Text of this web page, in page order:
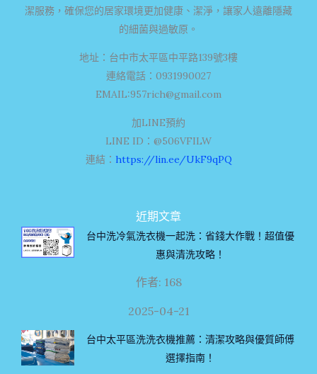
潔服務，確保您的居家環境更加健康、潔淨，讓家人遠離隱藏
的細菌與過敏原。
地址：台中市太平區中平路139號3樓
連絡電話：0931990027
EMAIL:957rich@gmail.com
加LINE預約
LINE ID：@506VFILW
連結： https://lin.ee/UkF9qPQ
近期文章
台中洗冷氣洗衣機一起洗：省錢大作戰！超值優
惠與清洗攻略！
作者: 168
2025-04-21
台中太平區洗洗衣機推薦：清潔攻略與優質師傅
選擇指南！